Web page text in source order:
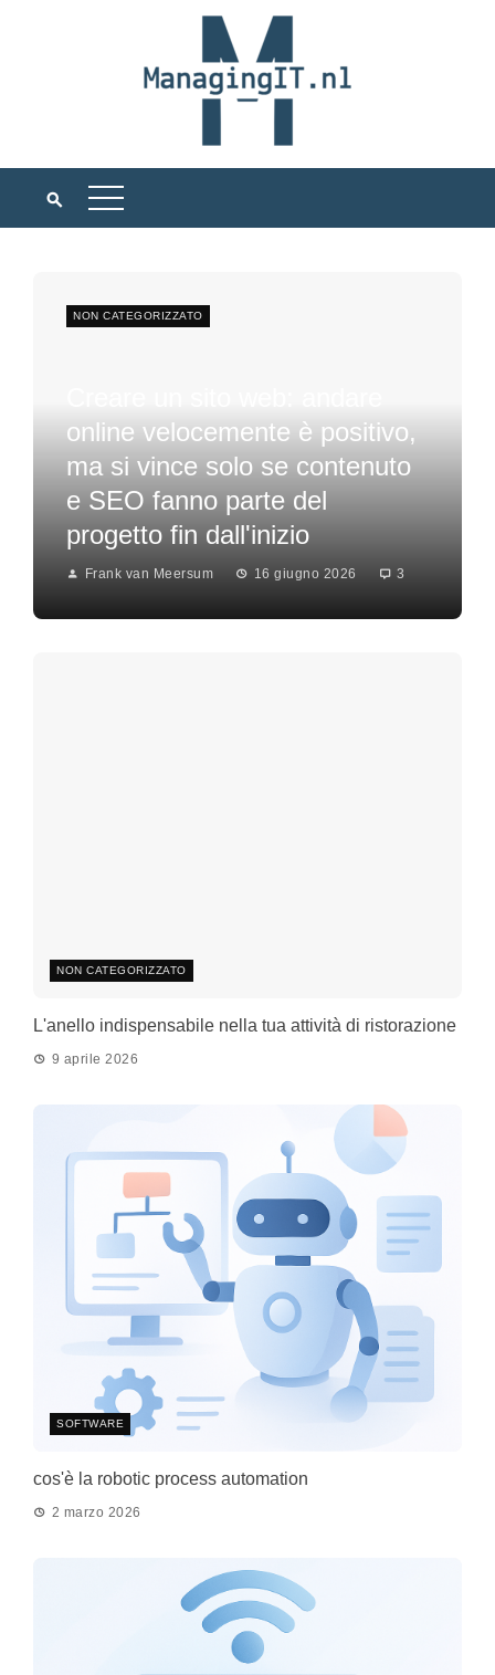
online velocemente è positivo,
ma si vince solo se contenuto
e SEO fanno parte del
progetto fin dall'inizio
Frank van Meersum 16 giugno 2026 3
NON CATEGORIZZATO
NON CATEGORIZZATO
L'anello indispensabile nella tua attività di ristorazione
9 aprile 2026
SOFTWARE
cos'è la robotic process automation
2 marzo 2026